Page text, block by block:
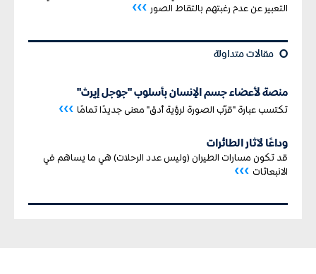
التعبير عن عدم رغبتهم بالتقاط الصور ›››
¢ مقالات متداولة
منصة لأعضاء جسم الإنسان بأسلوب "جوجل إيرث"
تكتسب عبارة "قرّب الصورة لرؤية أدق" معنى جديدًا تمامًا ›››
وداعًا لآثار الطائرات
قد تكون مسارات الطيران (وليس عدد الرحلات) هي ما يساهم في
الانبعاثات ›››